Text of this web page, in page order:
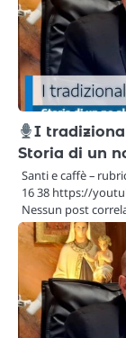
I
Storia di un
Santi e caffè –
16 38 https://
Nessun post